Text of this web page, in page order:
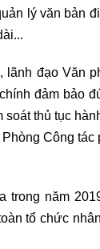
lý văn bản
đạo Văn
đảm bảo
thủ tục
Công
năm
tổ chức